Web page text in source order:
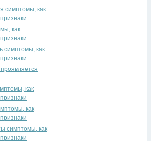
симптомы, как
как
симптомы, как
как
как
симптомы, как